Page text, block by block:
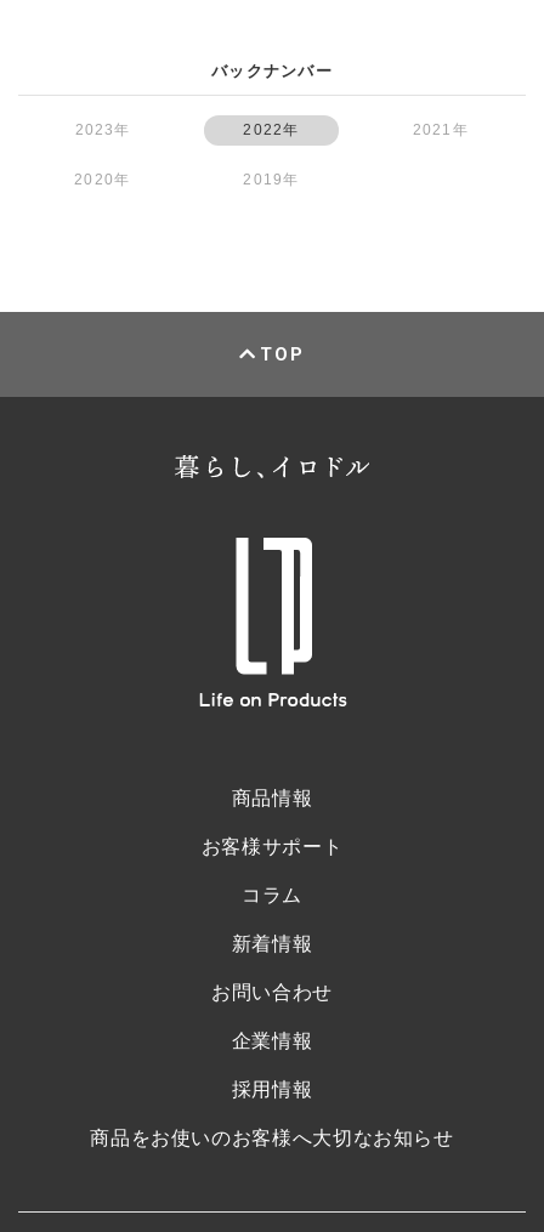
バックナンバー
2023年 2022年 2021年
2020年 2019年
TOP
商品情報
お客様サポート
コラム
新着情報
お問い合わせ
企業情報
採用情報
商品をお使いのお客様へ大切なお知らせ